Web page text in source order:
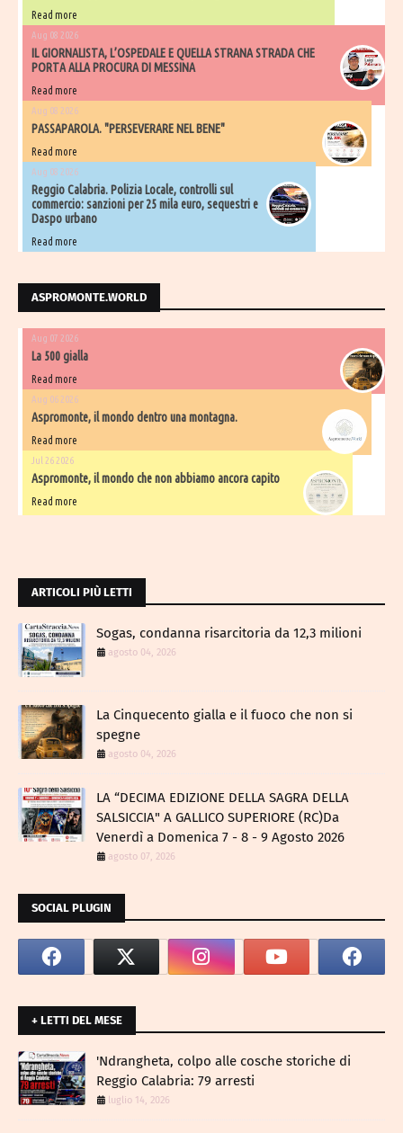
Read more
Aug 08 2026
IL GIORNALISTA, L’OSPEDALE E QUELLA STRANA STRADA CHE
PORTA ALLA PROCURA DI MESSINA
Read more
Aug 08 2026
PASSAPAROLA. "PERSEVERARE NEL BENE"
Read more
Aug 08 2026
Reggio Calabria. Polizia Locale, controlli sul
commercio: sanzioni per 25 mila euro, sequestri e
Daspo urbano
Read more
ASPROMONTE.WORLD
Aug 07 2026
La 500 gialla
Read more
Aug 06 2026
Aspromonte, il mondo dentro una montagna.
Read more
Jul 26 2026
Aspromonte, il mondo che non abbiamo ancora capito
Read more
ARTICOLI PIÙ LETTI
Sogas, condanna risarcitoria da 12,3 milioni
agosto 04, 2026
La Cinquecento gialla e il fuoco che non si
spegne
agosto 04, 2026
LA “DECIMA EDIZIONE DELLA SAGRA DELLA
SALSICCIA" A GALLICO SUPERIORE (RC)Da
Venerdì a Domenica 7 - 8 - 9 Agosto 2026
agosto 07, 2026
SOCIAL PLUGIN
+ LETTI DEL MESE
​'Ndrangheta, colpo alle cosche storiche di
Reggio Calabria: 79 arresti
luglio 14, 2026